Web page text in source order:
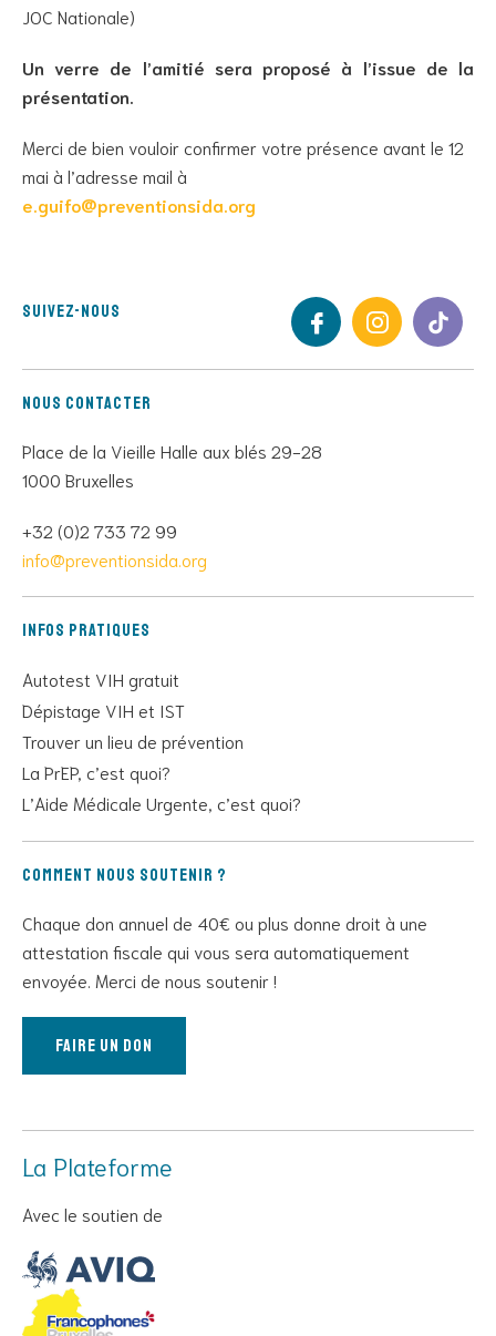
JOC Nationale)
Un verre de l’amitié sera proposé à l’issue de la
présentation.
Merci de bien vouloir confirmer votre présence avant le 12
mai à l’adresse mail à
e.guifo@preventionsida.org
Suivez-nous
Nous contacter
Place de la Vieille Halle aux blés 29-28
1000 Bruxelles
+32 (0)2 733 72 99
info@preventionsida.org
Infos pratiques
Autotest VIH gratuit
Dépistage VIH et IST
Trouver un lieu de prévention
La PrEP, c’est quoi?
L’Aide Médicale Urgente, c’est quoi?
Comment nous soutenir ?
Chaque don annuel de 40€ ou plus donne droit à une
attestation fiscale qui vous sera automatiquement
envoyée. Merci de nous soutenir !
Faire un don
La Plateforme
Avec le soutien de